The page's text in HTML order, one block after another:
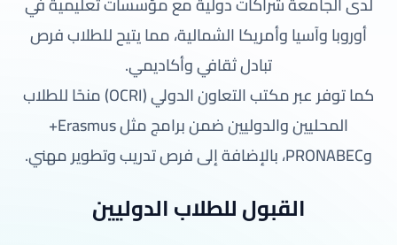
أوروبا وآسيا وأمريكا الشمالية، مما يتيح للطلاب فرص
تبادل ثقافي وأكاديمي.
كما توفر عبر مكتب التعاون الدولي (OCRI) منحًا للطلاب
المحليين والدوليين ضمن برامج مثل Erasmus+
وPRONABEC، بالإضافة إلى فرص تدريب وتطوير مهني.
القبول للطلاب الدوليين